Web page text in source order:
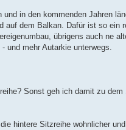
in den kommenden Jahren
auf dem Balkan. Dafür ist so ein
übrigens auch ne
und mehr Autarkie unterwegs.
Sonst geh ich damit zu
hintere Sitzreihe wohnlicher